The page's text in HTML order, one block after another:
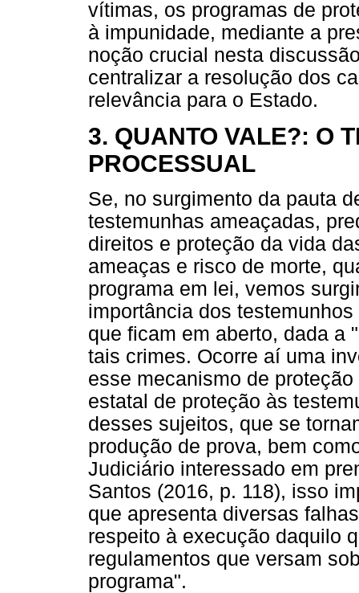
vítimas, os programas de
à impunidade, mediante a
noção crucial nesta
centralizar a resolução dos
relevância para o Estado.
3. QUANTO VALE?: O
PROCESSUAL
Se, no surgimento da pauta
testemunhas ameaçadas,
direitos e proteção da vida
ameaças e risco de morte,
programa em lei, vemos
importância dos
que ficam em aberto, dada a
tais crimes. Ocorre aí uma
esse mecanismo de
estatal de proteção às
desses sujeitos, que se
produção de prova, bem
Judiciário interessado em
Santos (2016, p. 118), isso
que apresenta diversas
respeito à execução daquilo
regulamentos que versam
programa".